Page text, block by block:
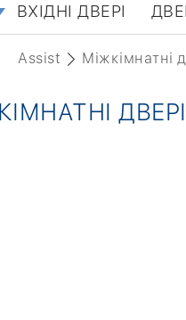
ВХІДНІ ДВЕРІ
Assist Міжкімнатні